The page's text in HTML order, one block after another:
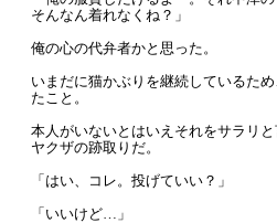
そんなん着れなくね？」
俺の心の代弁者かと思った。
いまだに猫かぶりを継続しているた
たこと。
本人がいないとはいえそれをサラリ
ヤクザの跡取りだ。
「はい、コレ。投げていい？」
「いいけど…」